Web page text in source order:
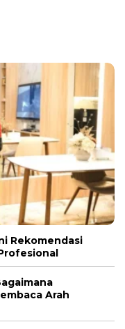
Rekomendasi
Arah